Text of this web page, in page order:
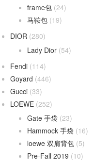
frame包 (24)
马鞍包 (19)
DIOR (280)
Lady Dior (54)
Fendi (114)
Goyard (446)
Gucci (33)
LOEWE (252)
Gate 手袋 (23)
Hammock 手袋 (16)
loewe 双肩背包 (5)
Pre-Fall 2019 (10)